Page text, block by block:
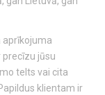
aprīkojuma
precīzu jūsu
telts vai cita
klientam ir